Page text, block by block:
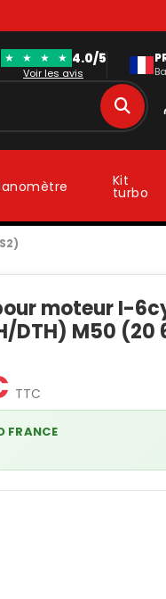
★ ★ ★ ★ 4.0/5
Voir les avis
Kit
turbo
moteur I-
DTH) M50 (20
TTC
FRANCE